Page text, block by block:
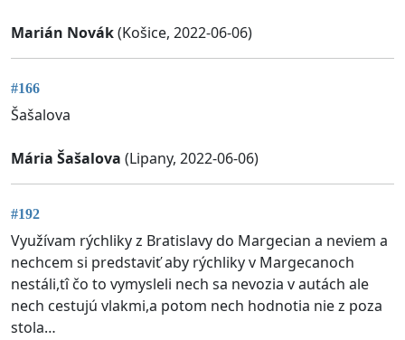
Marián Novák(Košice, 2022-06-06)
#166
Šašalova
Mária Šašalova (Lipany, 2022-06-06)
#192
Využívam rýchliky z Bratislavy do Margecian a neviem a
nechcem si predstaviť aby rýchliky v Margecanoch
nestáli,tî čo to vymysleli nech sa nevozia v autách ale
nech cestujú vlakmi,a potom nech hodnotia nie z poza
stola…